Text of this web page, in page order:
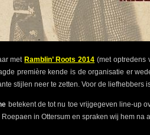
met Ramblin’ Roots 2014 (met optredens
première kende is de organisatie er
stijlen neer te zetten. Voor de liefhebbers
betekent de tot nu toe vrijgegeven line-up
in Ottersum en spraken wij hem